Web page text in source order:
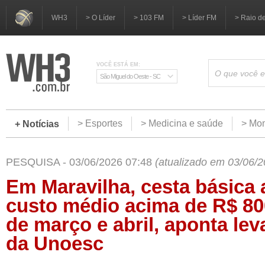
WH3 > O Líder > 103 FM > Líder FM > Raio
VOCÊ ESTÁ EM:
São Miguel do Oeste - SC
+ Notícias > Esportes > Medicina e saúde >
PESQUISA - 03/06/2026 07:48 (atualizado em 03/06/
Em Maravilha, cesta básica
custo médio acima de R$
de março e abril, aponta
da Unoesc